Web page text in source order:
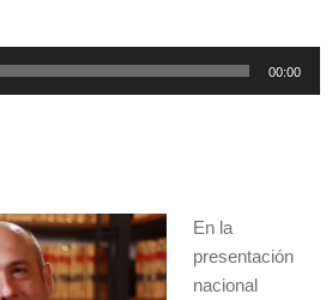
00:00
En la
presentación
nacional